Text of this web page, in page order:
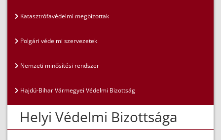
Katasztrófavédelmi megbízottak
Polgári védelmi szervezetek
Nemzeti minősítési rendszer
Hajdú-Bihar Vármegyei Védelmi Bizottság
Helyi Védelmi Bizottsága